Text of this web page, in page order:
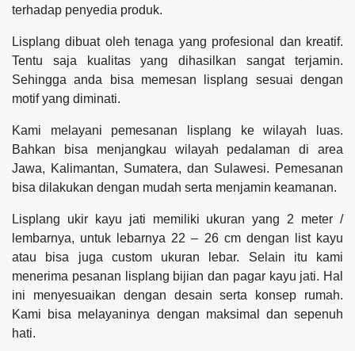
terhadap penyedia produk.
Lisplang dibuat oleh tenaga yang profesional dan kreatif.
Tentu saja kualitas yang dihasilkan sangat terjamin.
Sehingga anda bisa memesan lisplang sesuai dengan
motif yang diminati.
Kami melayani pemesanan lisplang ke wilayah luas.
Bahkan bisa menjangkau wilayah pedalaman di area
Jawa, Kalimantan, Sumatera, dan Sulawesi. Pemesanan
bisa dilakukan dengan mudah serta menjamin keamanan.
Lisplang ukir kayu jati memiliki ukuran yang 2 meter /
lembarnya, untuk lebarnya 22 – 26 cm dengan list kayu
atau bisa juga custom ukuran lebar. Selain itu kami
menerima pesanan lisplang bijian dan pagar kayu jati. Hal
ini menyesuaikan dengan desain serta konsep rumah.
Kami bisa melayaninya dengan maksimal dan sepenuh
hati.